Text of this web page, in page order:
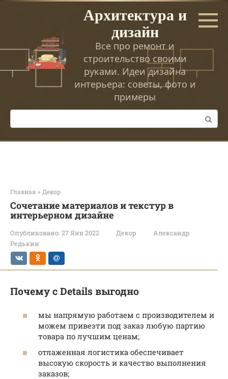
Перейти
Архитектура и
дизайн
Все про ремонт и
строительство своими
руками. Идеи дизайна
интерьера: советы, фото и
примеры
Поиск:
Главная » Декор
Сочетание материалов и текстур в
интерьерном дизайне
Опубликовано: 27 Янв 2022 Декор
Александр
Редькин
Почему с Details выгодно
мы напрямую работаем с производителем и
можем привезти под заказ любую партию
товара по лучшим ценам;
отлаженная логистика обеспечивает
высокую скорость и качество выполнения
заказов;